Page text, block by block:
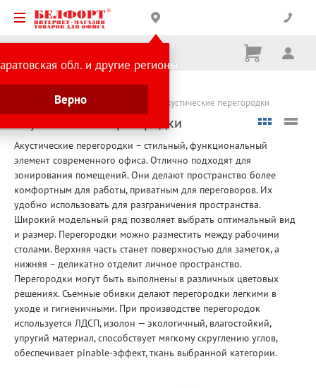
обл. и другие регионы
Верно
Корзина
Ничего
Каталог товаров Офисная мебель
Аксессуары и предметы интерьера
Акустические перегородки
Акустические перегородки
Акустические перегородки – стильный, функциональный
элемент современного офиса. Отлично подходят для
зонирования помещений. Они делают пространство более
комфортным для работы, приватным для переговоров. Их
удобно использовать для разграничения пространства.
Широкий модельный ряд позволяет выбрать оптимальный вид
и размер. Перегородки можно разместить между рабочими
столами. Верхняя часть станет поверхностью для заметок, а
нижняя – деликатно отделит личное пространство.
Перегородки могут быть выполнены в различных цветовых
решениях. Съемные обивки делают перегородки легкими в
уходе и гигиеничными. При производстве перегородок
используется ЛДСП, изолон — экологичный, влагостойкий,
упругий материал, способствует мягкому скруглению углов,
обеспечивает pinable-эффект, ткань выбранной категории.